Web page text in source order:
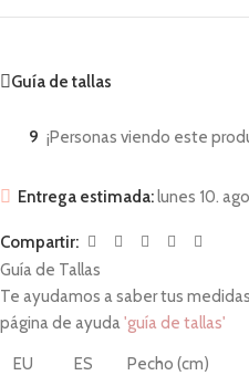
Guía de tallas
9 ¡Personas viendo este
Entrega estimada:lunes 10.
Compartir:
Guía de Tallas
Te ayudamos a saber tus
página de ayuda'guía de tallas'
EU ES Pecho (cm)